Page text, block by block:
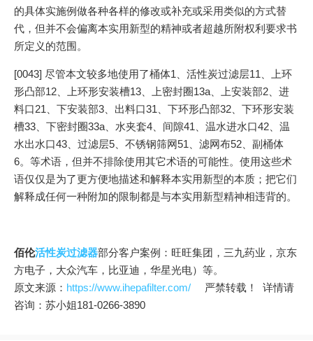
的具体实施例做各种各样的修改或补充或采用类似的方式替
代，但并不会偏离本实用新型的精神或者超越所附权利要求书
所定义的范围。
[0043] 尽管本文较多地使用了桶体1、活性炭过滤层11、上环
形凸部12、上环形安装槽13、上密封圈13a、上安装部2、进
料口21、下安装部3、出料口31、下环形凸部32、下环形安装
槽33、下密封圈33a、水夹套4、间隙41、温水进水口42、温
水出水口43、过滤层5、不锈钢筛网51、滤网布52、副桶体
6。等术语，但并不排除使用其它术语的可能性。使用这些术
语仅仅是为了更方便地描述和解释本实用新型的本质；把它们
解释成任何一种附加的限制都是与本实用新型精神相违背的。
佰伦活性炭过滤器部分客户案例：旺旺集团，三九药业，京东
方电子，大众汽车，比亚迪，华星光电）等。
原文来源： https://www.ihepafilter.com/ 严禁转载！ 详情请
咨询：苏小姐181-0266-3890